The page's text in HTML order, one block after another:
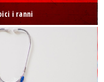
i ranni